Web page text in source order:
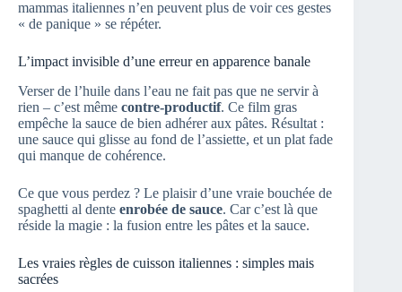
mammas italiennes n’en peuvent plus de voir ces gestes
« de panique » se répéter.
L’impact invisible d’une erreur en apparence banale
Verser de l’huile dans l’eau ne fait pas que ne servir à
rien – c’est même contre-productif. Ce film gras
empêche la sauce de bien adhérer aux pâtes. Résultat :
une sauce qui glisse au fond de l’assiette, et un plat fade
qui manque de cohérence.
Ce que vous perdez ? Le plaisir d’une vraie bouchée de
spaghetti al dente enrobée de sauce. Car c’est là que
réside la magie : la fusion entre les pâtes et la sauce.
Les vraies règles de cuisson italiennes : simples mais
sacrées